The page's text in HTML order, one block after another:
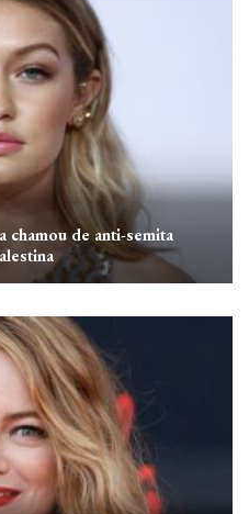
chamou de anti-semita